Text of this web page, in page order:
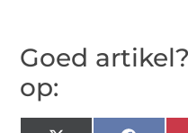
Goed
op: